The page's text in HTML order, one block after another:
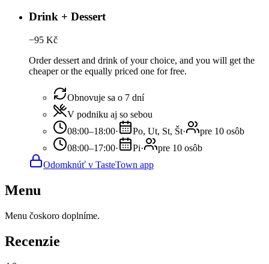
Drink + Dessert
−95 Kč
Order dessert and drink of your choice, and you will get the
cheaper or the equally priced one for free.
Obnovuje sa o 7 dní
V podniku aj so sebou
08:00–18:00· Po, Ut, St, Št·
pre 10 osôb
08:00–17:00· Pi·
pre 10 osôb
Odomknúť v TasteTown app
Menu
Menu čoskoro doplníme.
Recenzie